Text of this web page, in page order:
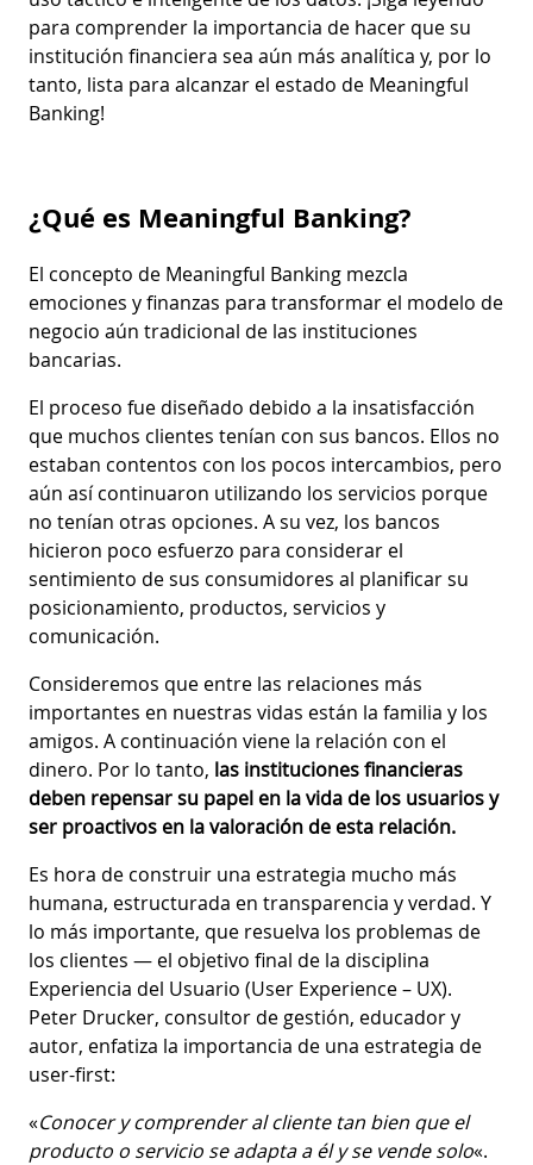
para comprender la importancia de hacer que su
institución financiera sea aún más analítica y, por lo
tanto, lista para alcanzar el estado de Meaningful
Banking!
¿Qué es Meaningful Banking?
El concepto de Meaningful Banking mezcla
emociones y finanzas para transformar el modelo de
negocio aún tradicional de las instituciones
bancarias.
El proceso fue diseñado debido a la insatisfacción
que muchos clientes tenían con sus bancos. Ellos no
estaban contentos con los pocos intercambios, pero
aún así continuaron utilizando los servicios porque
no tenían otras opciones. A su vez, los bancos
hicieron poco esfuerzo para considerar el
sentimiento de sus consumidores al planificar su
posicionamiento, productos, servicios y
comunicación.
Consideremos que entre las relaciones más
importantes en nuestras vidas están la familia y los
amigos. A continuación viene la relación con el
dinero. Por lo tanto, las instituciones financieras
deben repensar su papel en la vida de los usuarios y
ser proactivos en la valoración de esta relación.
Es hora de construir una estrategia mucho más
humana, estructurada en transparencia y verdad. Y
lo más importante, que resuelva los problemas de
los clientes — el objetivo final de la disciplina
Experiencia del Usuario (User Experience – UX).
Peter Drucker, consultor de gestión, educador y
autor, enfatiza la importancia de una estrategia de
user-first:
«Conocer y comprender al cliente tan bien que el
producto o servicio se adapta a él y se vende solo«.